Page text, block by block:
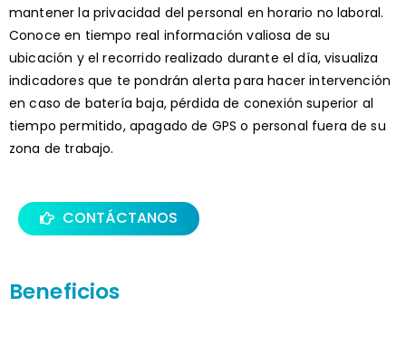
mantener la privacidad del personal en horario no laboral.
Conoce en tiempo real información valiosa de su
ubicación y el recorrido realizado durante el día, visualiza
indicadores que te pondrán alerta para hacer intervención
en caso de batería baja, pérdida de conexión superior al
tiempo permitido, apagado de GPS o personal fuera de su
zona de trabajo.
CONTÁCTANOS
Beneficios